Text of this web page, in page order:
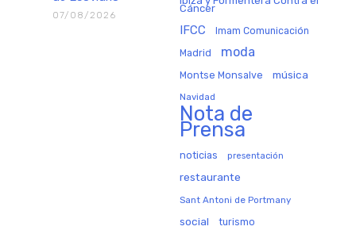
07/08/2026
Cáncer
IFCC Imam Comunicación
Madrid moda
Montse Monsalve música
Navidad
Nota de
Prensa
noticias presentación
restaurante
Sant Antoni de Portmany
social turismo